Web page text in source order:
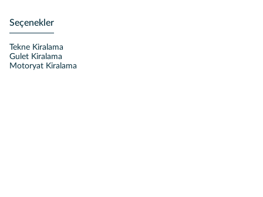
Seçenekler
Tekne Kiralama
Gulet Kiralama
Motoryat Kiralama